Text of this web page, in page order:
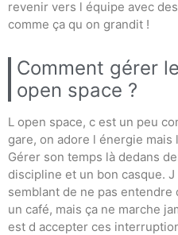
revenir vers l équipe avec
comme ça qu on grandit !
Comment gérer
open space ?
L open space, c est un peu
gare, on adore l énergie
Gérer son temps là dedans
discipline et un bon casque.
semblant de ne pas
un café, mais ça ne marche
est d accepter ces